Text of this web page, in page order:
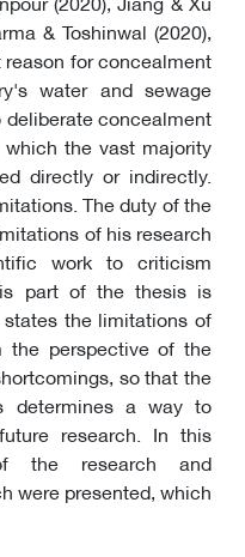
& Toshinwal (2020),
for concealment
water and sewage
concealment
the vast majority
directly or indirectly.
The duty of the
of his research
work to criticism
part of the thesis is
the limitations of
the perspective of the
so that the
determines a way to
research. In this
the research and
were presented, which